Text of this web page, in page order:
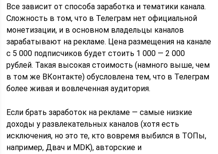
Все зависит от способа заработка и тематики канала.
Сложность в том, что в Телеграм нет официальной
монетизации, и в основном владельцы каналов
зарабатывают на рекламе. Цена размещения на канале
с 5 000 подписчиков будет стоить 1 000 — 2 000
рублей. Такая высокая стоимость (намного выше, чем
в том же ВКонтакте) обусловлена тем, что в Телеграм
более живая и вовлеченная аудитория.
Если брать заработок на рекламе — самые низкие
доходы у развлекательных каналов (хотя есть
исключения, но это те, кто вовремя выбился в ТОПы,
например, Двач и MDK), авторские и